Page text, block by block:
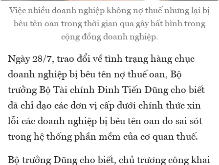
Việc nhiều doanh nghiệp không nợ thuế nhưng lại bị
bêu tên oan trong thời gian qua gây bất bình trong
cộng đồng doanh nghiệp.
Ngày 28/7, trao đổi về tình trạng hàng chục
doanh nghiệp bị bêu tên nợ thuế oan, Bộ
trưởng Bộ Tài chính Đinh Tiến Dũng cho biết
đã chỉ đạo các đơn vị cấp dưới chính thức xin
lỗi các doanh nghiệp bị bêu tên oan do sai sót
trong hệ thống phần mềm của cơ quan thuế.
Bộ trưởng Dũng cho biết, chủ trương công khai